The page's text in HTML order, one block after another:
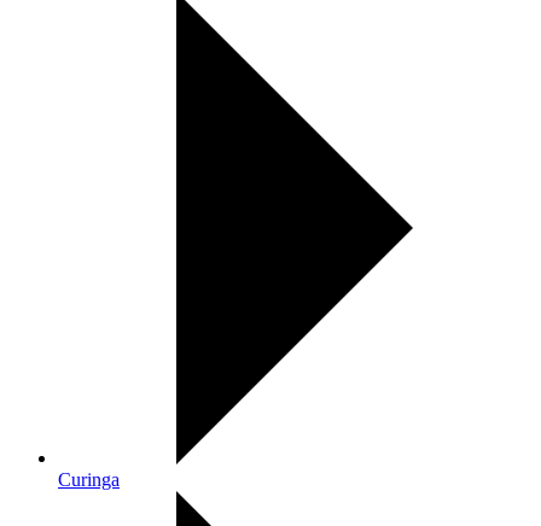
Curinga